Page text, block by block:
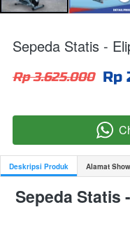
Sepeda Statis -
Rp 3.625.000 Rp
`
Deskripsi Produk Alamat
Sepeda Statis